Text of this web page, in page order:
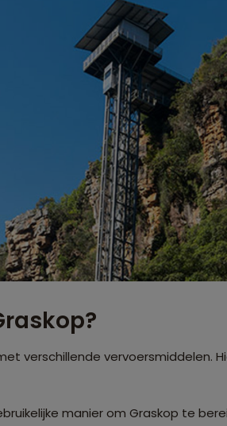
verschillende vervoersmiddelen.
manier om Graskop te